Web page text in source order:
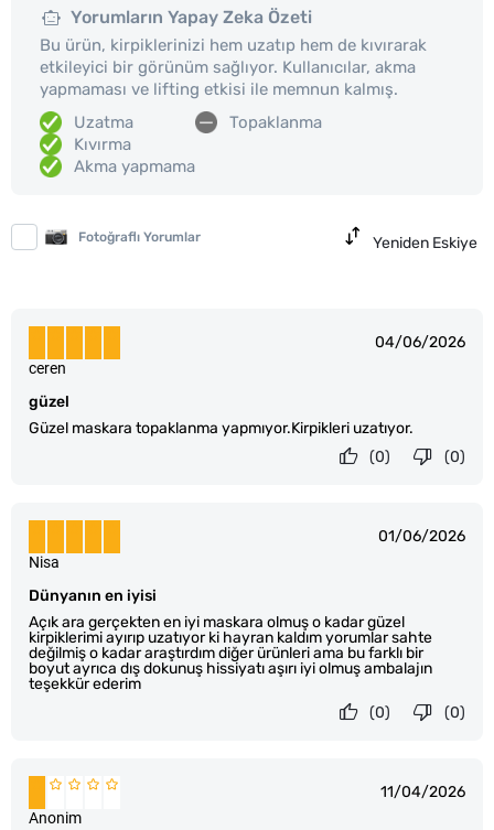
Yorumların Yapay Zeka Özeti
Bu ürün, kirpiklerinizi hem uzatıp hem de kıvırarak
etkileyici bir görünüm sağlıyor. Kullanıcılar, akma
yapmaması ve lifting etkisi ile memnun kalmış.
Uzatma
Kıvırma
Akma yapmama
Topaklanma
Fotoğraflı Yorumlar Yeniden Eskiye
04/06/2026
güzel
Güzel maskara topaklanma yapmıyor.Kirpikleri uzatıyor.
ceren
(0)
(0)
01/06/2026
Dünyanın en iyisi
Açık ara gerçekten en iyi maskara olmuş o kadar güzel
kirpiklerimi ayırıp uzatıyor ki hayran kaldım yorumlar sahte
değilmiş o kadar araştırdım diğer ürünleri ama bu farklı bir
boyut ayrıca dış dokunuş hissiyatı aşırı iyi olmuş ambalajın
teşekkür ederim
Nisa
(0)
(0)
11/04/2026
Anonim